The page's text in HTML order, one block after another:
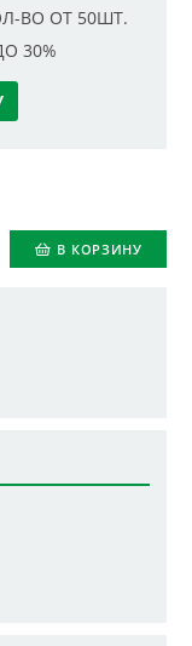
ВО ОТ 50ШТ.
30%
В КОРЗИНУ